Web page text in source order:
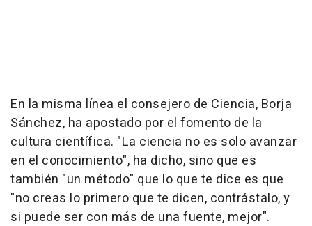
En la misma línea el consejero de Ciencia, Borja
Sánchez, ha apostado por el fomento de la
cultura científica. "La ciencia no es solo avanzar
en el conocimiento", ha dicho, sino que es
también "un método" que lo que te dice es que
"no creas lo primero que te dicen, contrástalo, y
si puede ser con más de una fuente, mejor".